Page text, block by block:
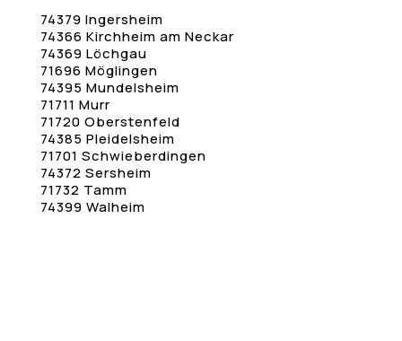
74379 Ingersheim
74366 Kirchheim am Neckar
74369 Löchgau
71696 Möglingen
74395 Mundelsheim
71711 Murr
71720 Oberstenfeld
74385 Pleidelsheim
71701 Schwieberdingen
74372 Sersheim
71732 Tamm
74399 Walheim